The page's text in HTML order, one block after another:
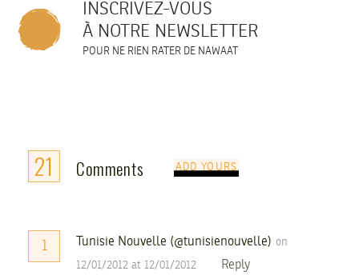
INSCRIVEZ-VOUS
À NOTRE NEWSLETTER
POUR NE RIEN RATER DE NAWAAT
21 Comments ADD YOURS
1 Tunisie Nouvelle (@tunisienouvelle) on
12/01/2012 at 12/01/2012 Reply